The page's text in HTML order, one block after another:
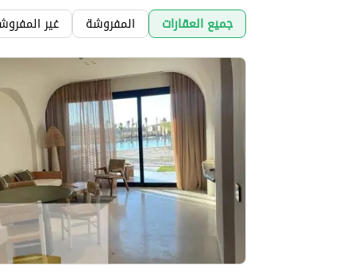
جميع العقارات المفروشة غير